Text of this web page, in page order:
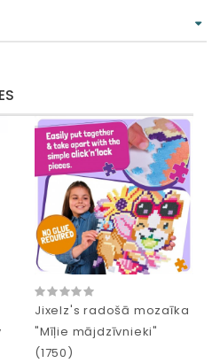
Jixelz's radošā mozaīka
"Mīļie mājdzīvnieki"
(1750)